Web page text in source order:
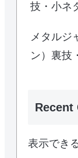
技・小ネ
メタルジ
ン）裏技
Recent
表示でき